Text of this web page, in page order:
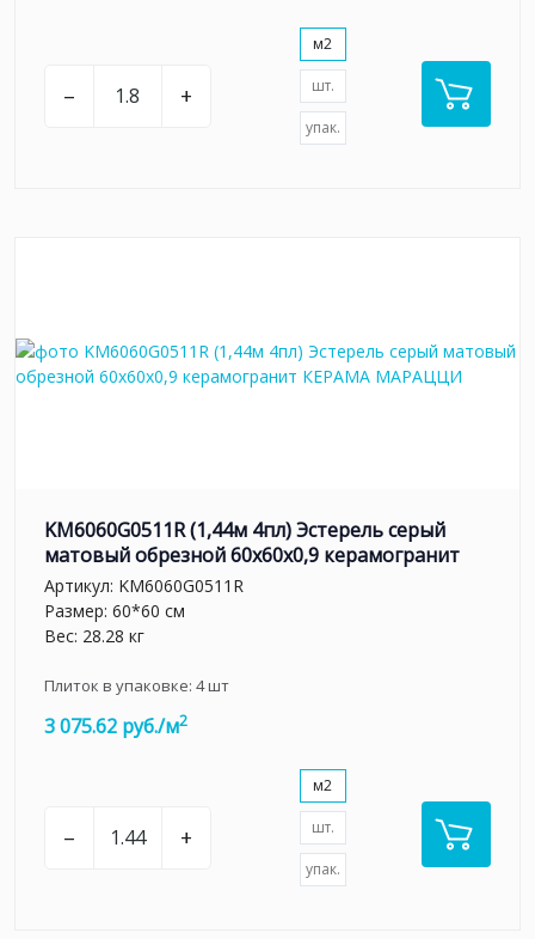
– +
м2
шт.
упак.
KM6060G0511R (1,44м 4пл) Эстерель серый
матовый обрезной 60x60x0,9 керамогранит
Артикул: KM6060G0511R
Размер: 60*60 см
Вес: 28.28 кг
Плиток в упаковке: 4шт
3 075.62 руб./м2
– +
м2
шт.
упак.